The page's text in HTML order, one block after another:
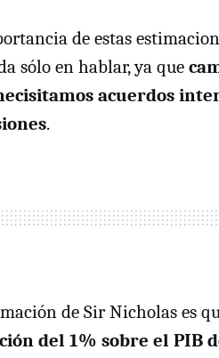
de estas
sólo en hablar, ya que
acuerdos
.
de Sir Nicholas es
del 1% sobre el PIB